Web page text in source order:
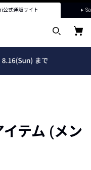
公式通販サイト
テム (メン